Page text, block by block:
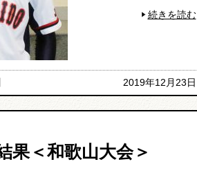
続きを読む
2019年12月23日
果＜和歌山大会＞